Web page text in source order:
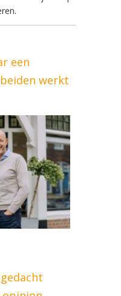
een
werkt